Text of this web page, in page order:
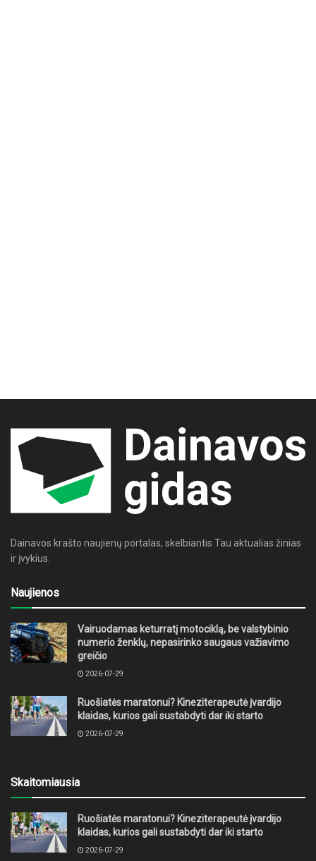
Dainavos krašto naujienų portalas, skelbiantis Tau aktualias žinias
ir įvykius.
Naujienos
Vairuodamas keturratį motociklą, be valstybinio
numerio ženklų, nepasirinko saugaus važiavimo
greičio
2026-07-29
Ruošiatės maratonui? Kineziterapeutė įvardijo
klaidas, kurios gali sustabdyti dar iki starto
2026-07-29
Skaitomiausia
Ruošiatės maratonui? Kineziterapeutė įvardijo
klaidas, kurios gali sustabdyti dar iki starto
2026-07-29